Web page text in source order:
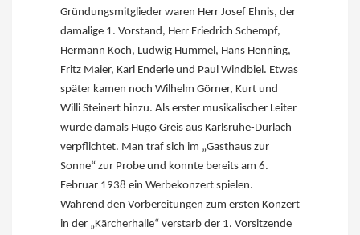
Gründungsmitglieder waren Herr Josef Ehnis, der
damalige 1. Vorstand, Herr Friedrich Schempf,
Hermann Koch, Ludwig Hummel, Hans Henning,
Fritz Maier, Karl Enderle und Paul Windbiel. Etwas
später kamen noch Wilhelm Görner, Kurt und
Willi Steinert hinzu. Als erster musikalischer Leiter
wurde damals Hugo Greis aus Karlsruhe-Durlach
verpflichtet. Man traf sich im „Gasthaus zur
Sonne“ zur Probe und konnte bereits am 6.
Februar 1938 ein Werbekonzert spielen.
Während den Vorbereitungen zum ersten Konzert
in der „Kärcherhalle“ verstarb der 1. Vorsitzende